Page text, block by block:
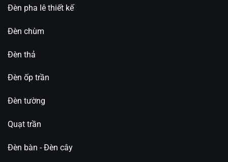
Đèn pha lê thiết kế
Đèn chùm
Đèn thả
Đèn ốp trần
Đèn tường
Quạt trần
Đèn bàn - Đèn cây